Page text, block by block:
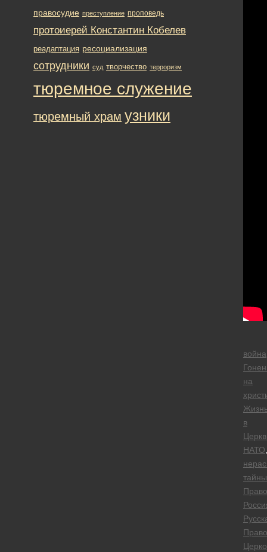
война
на
в
НАТО
тайны
правосудие преступление проповедь
протоиерей Константин Кобелев
реадаптация ресоциализация
сотрудники суд творчество терроризм
тюремное служение
тюремный храм узники